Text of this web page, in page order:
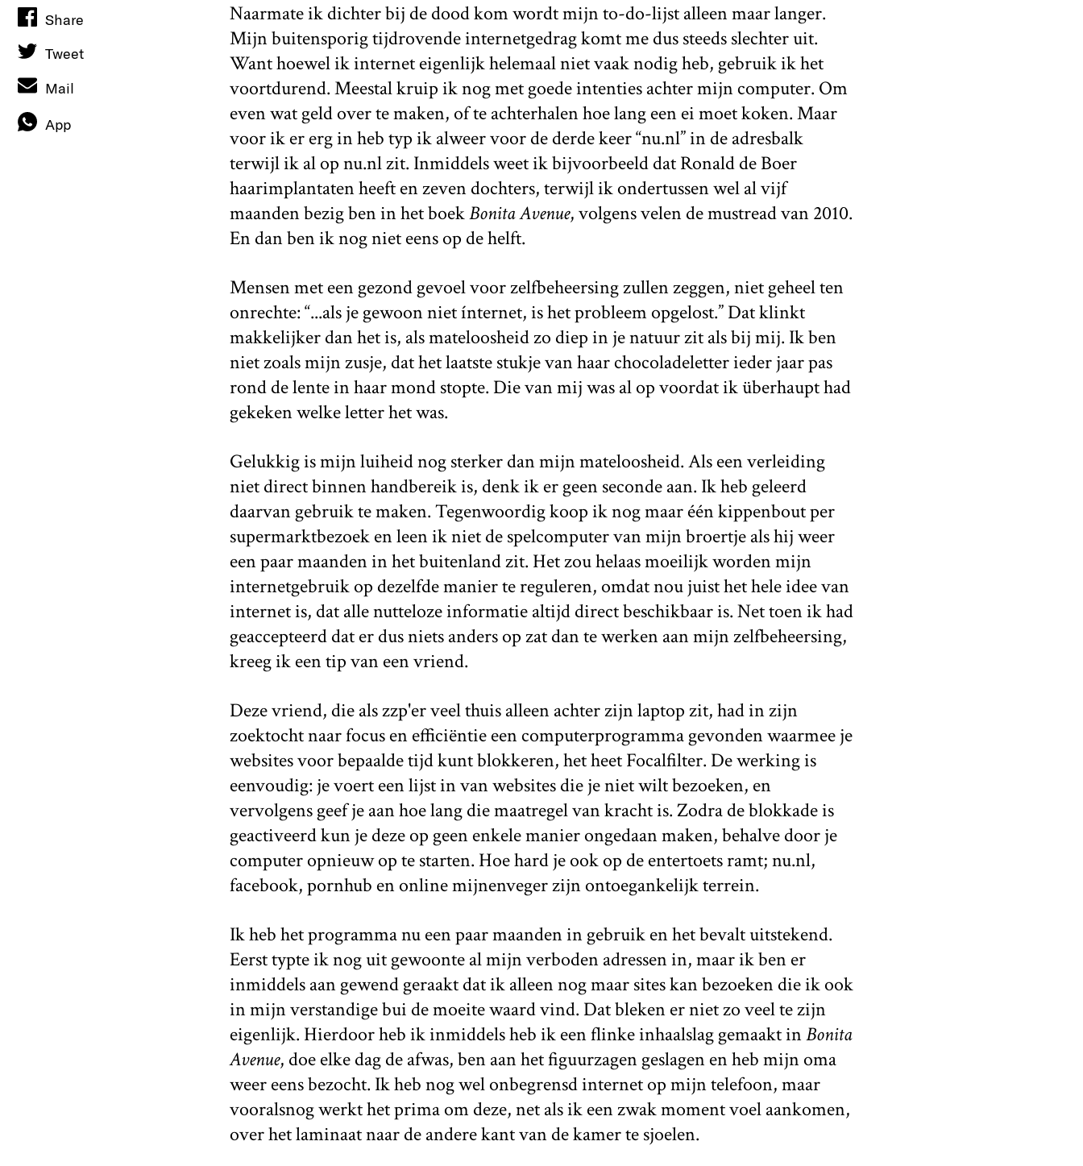
Naarmate ik dichter bij de dood kom wordt mijn to-do-lijst alleen maar langer.
Mijn buitensporig tijdrovende internetgedrag komt me dus steeds slechter uit.
Want hoewel ik internet eigenlijk helemaal niet vaak nodig heb, gebruik ik het
voortdurend. Meestal kruip ik nog met goede intenties achter mijn computer. Om
even wat geld over te maken, of te achterhalen hoe lang een ei moet koken. Maar
voor ik er erg in heb typ ik alweer voor de derde keer “nu.nl” in de adresbalk
terwijl ik al op nu.nl zit. Inmiddels weet ik bijvoorbeeld dat Ronald de Boer
haarimplantaten heeft en zeven dochters, terwijl ik ondertussen wel al vijf
maanden bezig ben in het boekBonita Avenue, volgens velen de mustread van 2010.
En dan ben ik nog niet eens op de helft.
Mensen met een gezond gevoel voor zelfbeheersing zullen zeggen, niet geheel ten
onrechte: “...als je gewoon niet ínternet, is het probleem opgelost.” Dat klinkt
makkelijker dan het is, als mateloosheid zo diep in je natuur zit als bij mij. Ik ben
niet zoals mijn zusje, dat het laatste stukje van haar chocoladeletter ieder jaar pas
rond de lente in haar mond stopte. Die van mij was al op voordat ik überhaupt had
gekeken welke letter het was.
Gelukkig is mijn luiheid nog sterker dan mijn mateloosheid. Als een verleiding
niet direct binnen handbereik is, denk ik er geen seconde aan. Ik heb geleerd
daarvan gebruik te maken. Tegenwoordig koop ik nog maar één kippenbout per
supermarktbezoek en leen ik niet de spelcomputer van mijn broertje als hij weer
een paar maanden in het buitenland zit. Het zou helaas moeilijk worden mijn
internetgebruik op dezelfde manier te reguleren, omdat nou juist het hele idee van
internet is, dat alle nutteloze informatie altijd direct beschikbaar is. Net toen ik had
geaccepteerd dat er dus niets anders op zat dan te werken aan mijn zelfbeheersing,
kreeg ik een tip van een vriend.
Deze vriend, die als zzp'er veel thuis alleen achter zijn laptop zit, had in zijn
zoektocht naar focus en efficiëntie een computerprogramma gevonden waarmee je
websites voor bepaalde tijd kunt blokkeren, het heet Focalfilter. De werking is
eenvoudig: je voert een lijst in van websites die je niet wilt bezoeken, en
vervolgens geef je aan hoe lang die maatregel van kracht is. Zodra de blokkade is
geactiveerd kun je deze op geen enkele manier ongedaan maken, behalve door je
computer opnieuw op te starten. Hoe hard je ook op de entertoets ramt; nu.nl,
facebook, pornhub en online mijnenveger zijn ontoegankelijk terrein.
Ik heb het programma nu een paar maanden in gebruik en het bevalt uitstekend.
Eerst typte ik nog uit gewoonte al mijn verboden adressen in, maar ik ben er
inmiddels aan gewend geraakt dat ik alleen nog maar sites kan bezoeken die ik ook
in mijn verstandige bui de moeite waard vind. Dat bleken er niet zo veel te zijn
eigenlijk. Hierdoor heb ik inmiddels heb ik een flinke inhaalslag gemaakt inBonita
Avenue, doe elke dag de afwas, ben aan het figuurzagen geslagen en heb mijn oma
weer eens bezocht. Ik heb nog wel onbegrensd internet op mijn telefoon, maar
vooralsnog werkt het prima om deze, net als ik een zwak moment voel aankomen,
over het laminaat naar de andere kant van de kamer te sjoelen.
Share
Tweet
Mail
App